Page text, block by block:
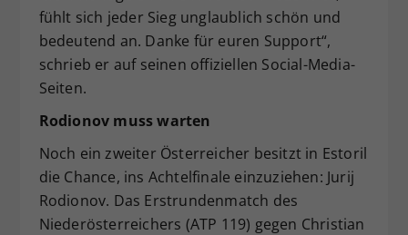
fühlt sich jeder Sieg unglaublich schön und
bedeutend an. Danke für euren Support“,
schrieb er auf seinen offiziellen Social-Media-
Seiten.
Rodionov muss warten
Noch ein zweiter Österreicher besitzt in Estoril
die Chance, ins Achtelfinale einzuziehen: Jurij
Rodionov. Das Erstrundenmatch des
Niederösterreichers (ATP 119) gegen Christian